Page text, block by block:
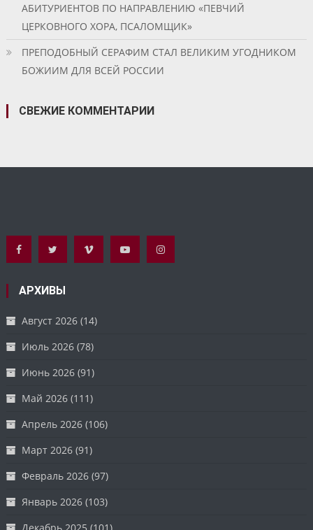
АБИТУРИЕНТОВ ПО НАПРАВЛЕНИЮ «ПЕВЧИЙ
ЦЕРКОВНОГО ХОРА, ПСАЛОМЩИК»
ПРЕПОДОБНЫЙ СЕРАФИМ СТАЛ ВЕЛИКИМ УГОДНИКОМ
БОЖИИМ ДЛЯ ВСЕЙ РОССИИ
СВЕЖИЕ КОММЕНТАРИИ
АРХИВЫ
Август 2026 (14)
Июль 2026 (78)
Июнь 2026 (91)
Май 2026 (111)
Апрель 2026 (106)
Март 2026 (91)
Февраль 2026 (97)
Январь 2026 (103)